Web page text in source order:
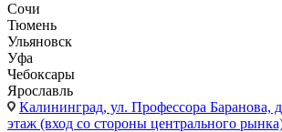
Сочи
Тюмень
Ульяновск
Уфа
Чебоксары
Ярославль
Калининград, ул. Профессора Баранова,
этаж (вход со стороны центрального